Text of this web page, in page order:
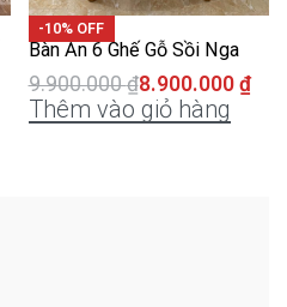
-10% OFF
Bàn Ăn 6 Ghế Gỗ Sồi Nga
9.900.000₫8.900.000 ₫
Thêm vào giỏ hàng